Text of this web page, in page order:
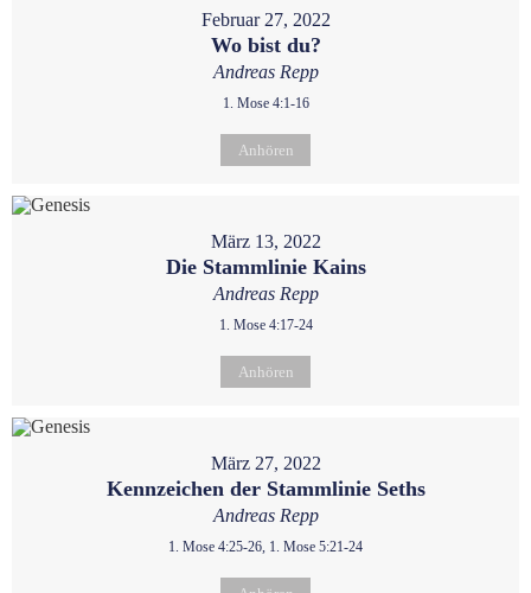
Februar 27, 2022
Wo bist du?
Andreas Repp
1. Mose 4:1-16
Anhören
März 13, 2022
Die Stammlinie Kains
Andreas Repp
1. Mose 4:17-24
Anhören
März 27, 2022
Kennzeichen der Stammlinie Seths
Andreas Repp
1. Mose 4:25-26, 1. Mose 5:21-24